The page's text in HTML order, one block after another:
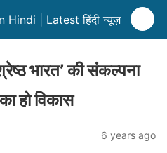
| Latest हिंदी न्यूज़
भारत’ की संकल्पना
हो विकास
6 years ago